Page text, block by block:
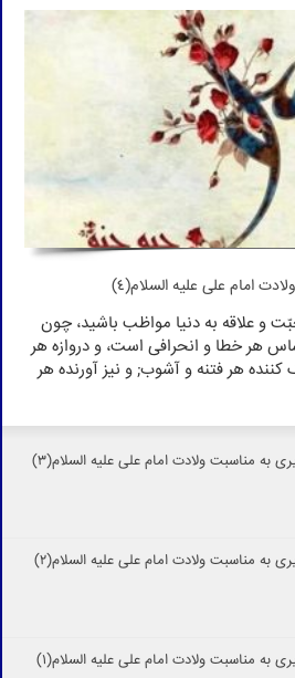
امام علی علیه السلام(4)
و علاقه به دنیا مواظب باشید، چون
هر خطا و انحرافى است، و دروازه هر
کننده هر فتنه و آشوب; و نیز آورنده هر
به مناسبت ولادت امام علی علیه السلام(3)
به مناسبت ولادت امام علی علیه السلام(2)
به مناسبت ولادت امام علی علیه السلام(1)